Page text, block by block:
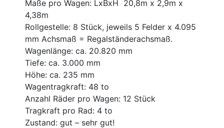
Maße pro Wagen: LxBxH 20,8m x 2,9m x
4,38m
Rollgestelle: 8 Stück, jeweils 5 Felder x 4.095
mm Achsmaß = Regalständerachsmaß.
Wagenlänge: ca. 20.820 mm
Tiefe: ca. 3.000 mm
Höhe: ca. 235 mm
Wagentragkraft: 48 to
Anzahl Räder pro Wagen: 12 Stück
Tragkraft pro Rad: 4 to
Zustand: gut – sehr gut!